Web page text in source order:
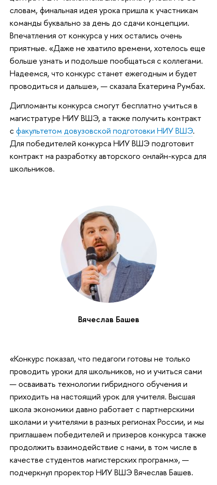
словам, финальная идея урока пришла к участникам
команды буквально за день до сдачи концепции.
Впечатления от конкурса у них остались очень
приятные. «Даже не хватило времени, хотелось еще
больше узнать и подольше пообщаться с коллегами.
Надеемся, что конкурс станет ежегодным и будет
проводиться и дальше», — сказала Екатерина Румбах.
Дипломанты конкурса смогут бесплатно учиться в
магистратуре НИУ ВШЭ, а также получить контракт
с факультетом довузовской подготовки НИУ ВШЭ.
Для победителей конкурса НИУ ВШЭ подготовит
контракт на разработку авторского онлайн-курса для
школьников.
Вячеслав Башев
«Конкурс показал, что педагоги готовы не только
проводить уроки для школьников, но и учиться сами
— осваивать технологии гибридного обучения и
приходить на настоящий урок для учителя. Высшая
школа экономики давно работает с партнерскими
школами и учителями в разных регионах России, и мы
приглашаем победителей и призеров конкурса также
продолжить взаимодействие с нами, в том числе в
качестве студентов магистерских программ», —
подчеркнул проректор НИУ ВШЭ Вячеслав Башев.